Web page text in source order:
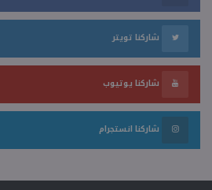
شاركنا تويتر
شاركنا يوتيوب
شاركنا انستجرام